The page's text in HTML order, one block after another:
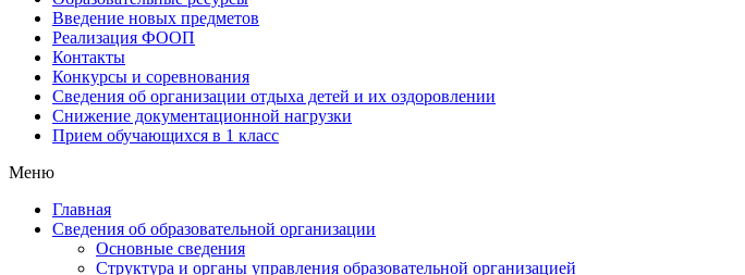
Введение новых предметов
Реализация ФООП
Контакты
Конкурсы и соревнования
Сведения об организации отдыха детей и их оздоровлении
Снижение документационной нагрузки
Прием обучающихся в 1 класс
Меню
Главная
Сведения об образовательной организации
Основные сведения
Структура и органы управления образовательной организацией